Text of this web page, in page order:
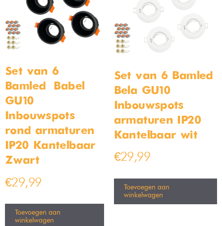
wolk lamp 30cm
Op voorraad
€59,99
Moderne plafondlamp cirkel
24cm
Uitverkocht
€59,99